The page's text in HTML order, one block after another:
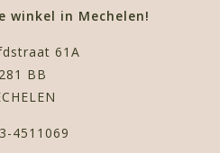
winkel in Mechelen!
61A
BB
4511069